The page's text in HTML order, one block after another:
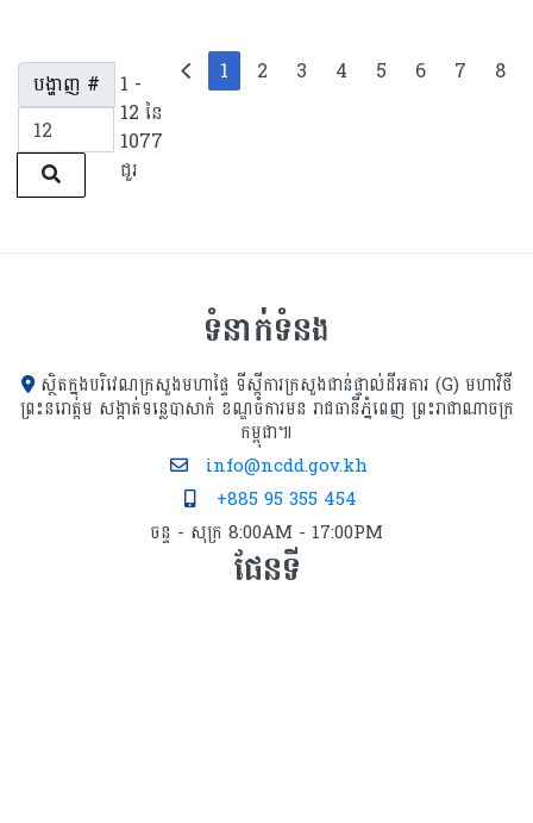
បង្ហាញ #
1 -
12 នៃ
1077
ជួរ
1 2 3 4 5 6 7 8
ទំនាក់ទំនង
ស្ថិតក្នុងបរិវេណក្រសួងមហាផ្ទៃ ទីស្ដីការក្រសួង​ជាន់ផ្ទាល់ដីអគារ (G) មហាវិថី
ព្រះនរោត្តម សង្កាត់ទន្លេបាសាក់ ខណ្ឌចំការមន រាជធានីភ្នំពេញ ព្រះរាជាណាចក្រ
កម្ពុជា៕
info@ncdd.gov.kh
+885 95 355 454
ចន្ទ - សុក្រ 8:00AM - 17:00PM
ផែនទី